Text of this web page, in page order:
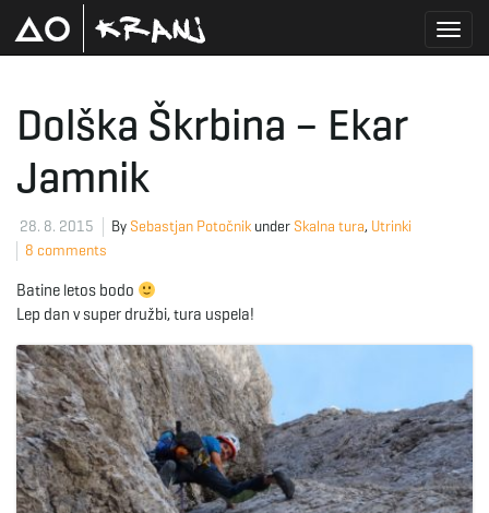
g
l
Dolška Škrbina – Ekar
Jamnik
28. 8. 2015 By Sebastjan Potočnik under Skalna tura, Utrinki
8 comments
Batine letos bodo
Lep dan v super družbi, tura uspela!